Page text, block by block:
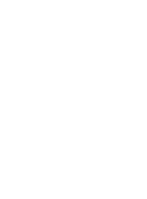
spelen bij grote
een belangrijke rol. Het
technologie en
maatschappelijke
waarden.